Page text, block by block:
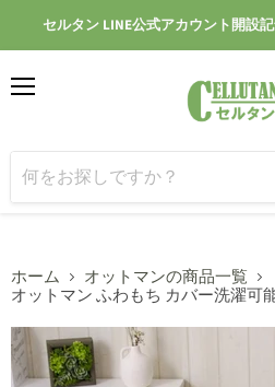
セルタン LINE公式アカウント開設
ー
ホーム
オットマンの商品一覧
オットマン ふわもち カバー洗濯可